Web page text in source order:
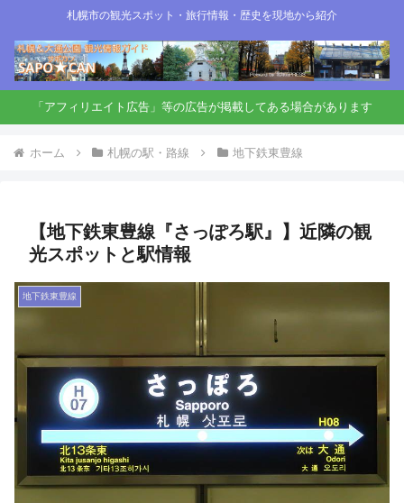
札幌市の観光スポット・旅行情報・歴史を現地から紹介
「アフィリエイト広告」等の広告が掲載してある場合があります
ホーム 札幌の駅・路線 地下鉄東豊線
【地下鉄東豊線『さっぽろ駅』】近隣の観
光スポットと駅情報
地下鉄東豊線